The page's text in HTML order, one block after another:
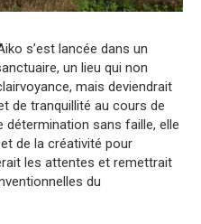
s’est lancée dans un
un lieu qui non
mais deviendrait
de tranquillité au cours de
détermination sans faille, elle
de la créativité pour
les attentes et remettrait
du